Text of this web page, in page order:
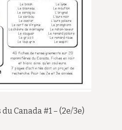
Canada #1 – (2e/3e)